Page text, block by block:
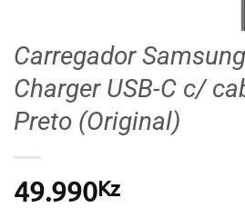
Carregador
Charger USB-C c/
Preto (Original)
49.990Kz